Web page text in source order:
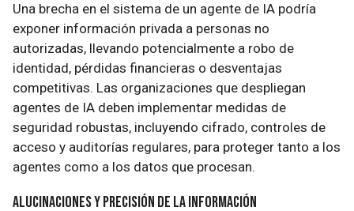
Una brecha en el sistema de un agente de IA podría
exponer información privada a personas no
autorizadas, llevando potencialmente a robo de
identidad, pérdidas financieras o desventajas
competitivas. Las organizaciones que despliegan
agentes de IA deben implementar medidas de
seguridad robustas, incluyendo cifrado, controles de
acceso y auditorías regulares, para proteger tanto a los
agentes como a los datos que procesan.
Alucinaciones y Precisión de la Información